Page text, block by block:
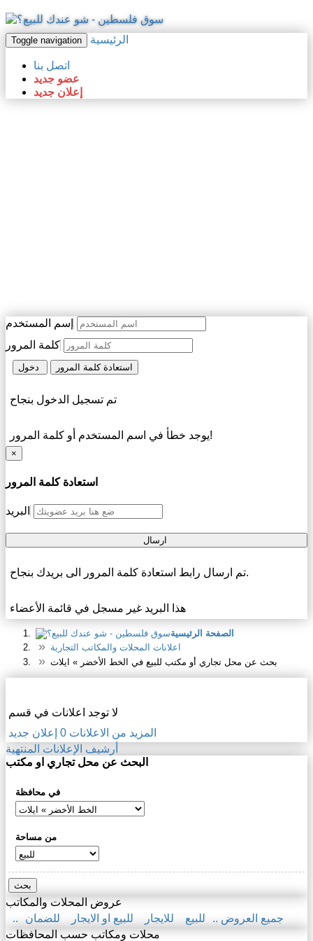
Toggle navigation الرئيسية
اتصل بنا
عضو جديد
إعلان جديد
إسم المستخدم
كلمة المرور
استعادة كلمة المرور
تم تسجيل الدخول بنجاح
يوجد خطأ في اسم المستخدم أو كلمة المرور!
×
استعادة كلمة المرور
البريد
تم ارسال رابط استعادة كلمة المرور الى بريدك بنجاح.
هذا البريد غير مسجل في قائمة الأعضاء
الصفحة الرئيسية
اعلانات المحلات والمكاتب التجارية
بحث عن محل تجاري أو مكتب للبيع في الخط الأخضر » ايلات
لا توجد اعلانات في قسم
المزيد من الاعلانات 0 إعلان جديد
أرشيف الإعلانات المنتهية
البحث عن محل تجاري او مكتب
في محافظة
من مساحة
بحث
عروض المحلات والمكاتب
.. جميع العروض ..
للبيع للايجار للبيع او الايجار
للضمان
محلات ومكاتب حسب المحافظات